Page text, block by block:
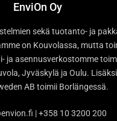
EnviOn Oy
sekä tuotanto- ja
on Kouvolassa, mutta
ja asennusverkostomme
Jyväskylä ja Oulu.
AB toimii Borlängessä.
| +358 10 3200 200